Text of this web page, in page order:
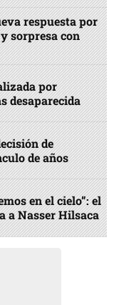
respuesta por
sorpresa con
por
desaparecida
de
de años
en el cielo”: el
a Nasser Hilsaca